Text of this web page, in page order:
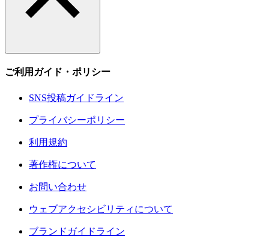
ご利用ガイド・ポリシー
SNS投稿ガイドライン
プライバシーポリシー
利用規約
著作権について
お問い合わせ
ウェブアクセシビリティについて
ブランドガイドライン